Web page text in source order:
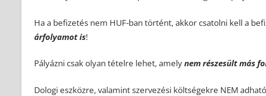
Ha a befizetés nem HUF-ban történt, akkor csatolni kell a
árfolyamot is!
Pályázni csak olyan tételre lehet, amelynem részesült más
Dologi eszközre, valamint szervezési költségekre NEM